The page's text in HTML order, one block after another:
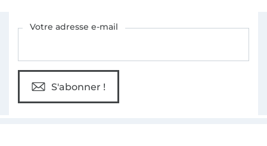
Votre adresse e-mail
S'abonner !